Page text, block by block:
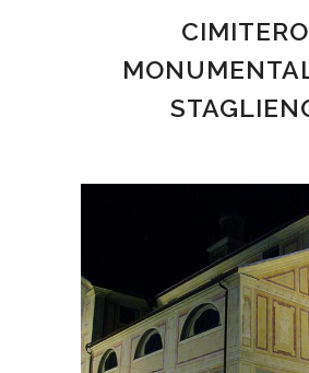
CIMITERO